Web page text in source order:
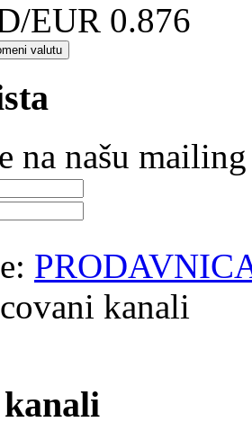
EUR 0.876
na našu
kanali